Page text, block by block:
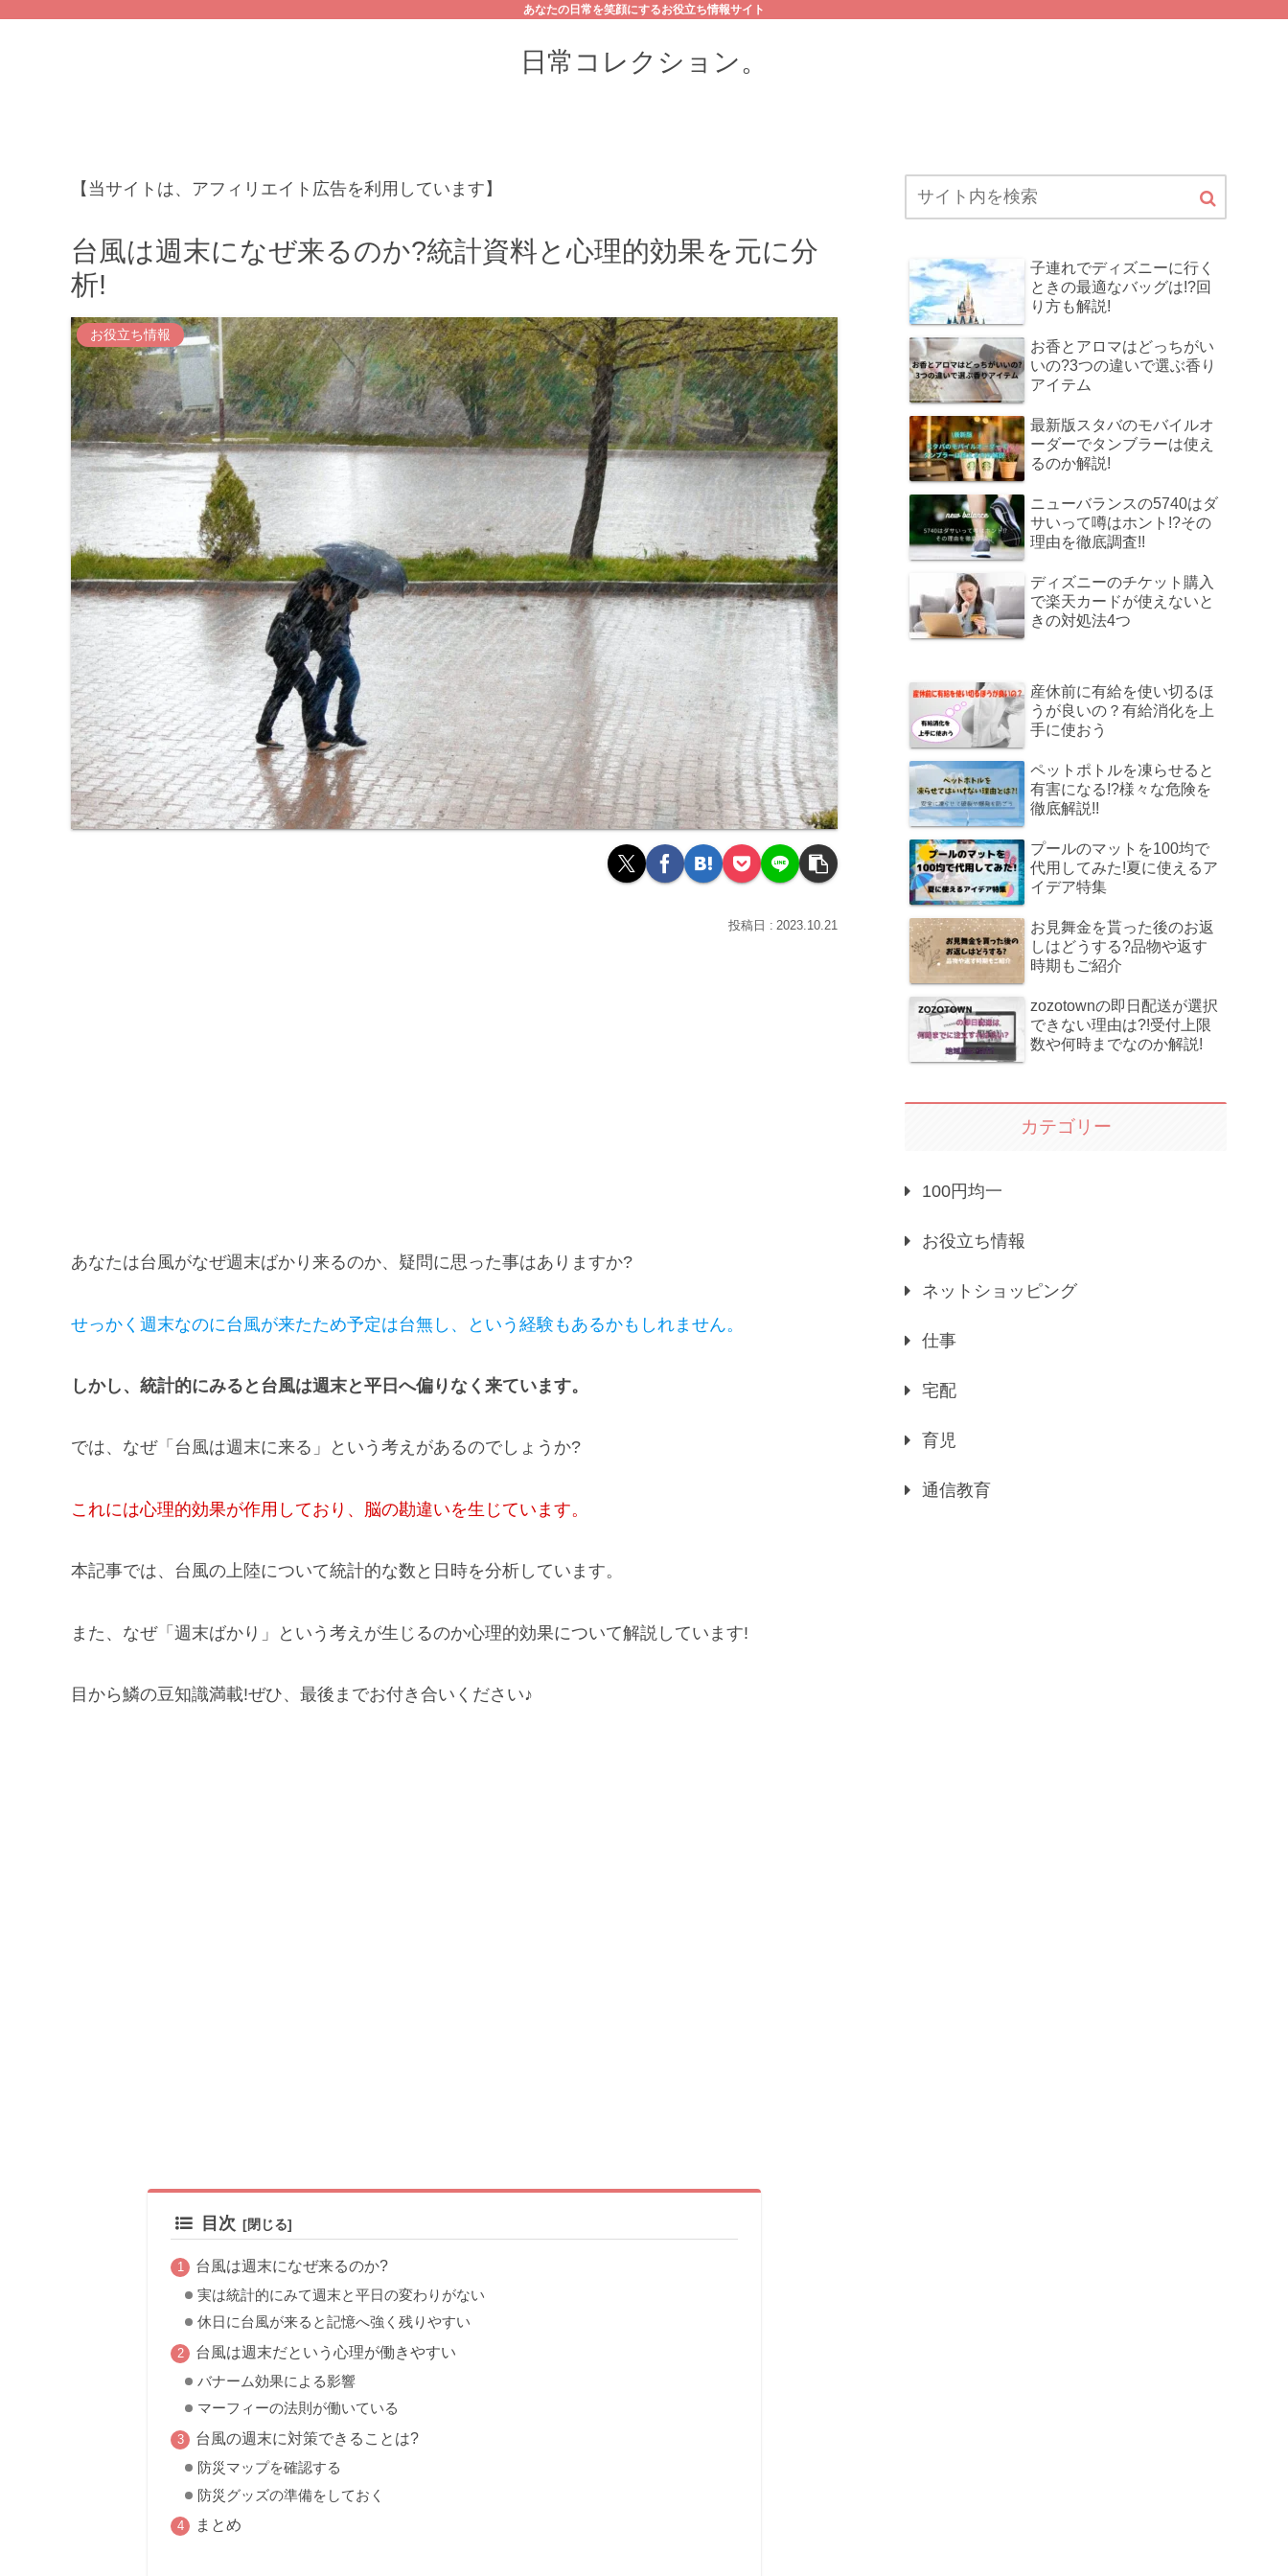
あなたの日常を笑顔にするお役立ち情報サイト
日常コレクション。
【当サイトは、アフィリエイト広告を利用しています】
台風は週末になぜ来るのか?統計資料と心理的効果を元に分
析!
お役立ち情報
2023.10.21
あなたは台風がなぜ週末ばかり来るのか、疑問に思った事はありますか?
せっかく週末なのに台風が来たため予定は台無し、という経験もあるかもしれません。
しかし、統計的にみると台風は週末と平日へ偏りなく来ています。
では、なぜ「台風は週末に来る」という考えがあるのでしょうか?
これには心理的効果が作用しており、脳の勘違いを生じています。
本記事では、台風の上陸について統計的な数と日時を分析しています。
また、なぜ「週末ばかり」という考えが生じるのか心理的効果について解説しています!
目から鱗の豆知識満載!ぜひ、最後までお付き合いください♪
目次
台風は週末になぜ来るのか?
実は統計的にみて週末と平日の変わりがない
休日に台風が来ると記憶へ強く残りやすい
台風は週末だという心理が働きやすい
バナーム効果による影響
マーフィーの法則が働いている
台風の週末に対策できることは?
防災マップを確認する
防災グッズの準備をしておく
まとめ
子連れでディズニーに行く
ときの最適なバッグは!?回
り方も解説!
お香とアロマはどっちがい
いの?3つの違いで選ぶ香り
アイテム
最新版スタバのモバイルオ
ーダーでタンブラーは使え
るのか解説!
ニューバランスの5740はダ
サいって噂はホント!?その
理由を徹底調査!!
ディズニーのチケット購入
で楽天カードが使えないと
きの対処法4つ
産休前に有給を使い切るほ
うが良いの？有給消化を上
手に使おう
ペットポトルを凍らせると
有害になる!?様々な危険を
徹底解説!!
プールのマットを100均で
代用してみた!夏に使えるア
イデア特集
お見舞金を貰った後のお返
しはどうする?品物や返す
時期もご紹介
zozotownの即日配送が選択
できない理由は?!受付上限
数や何時までなのか解説!
カテゴリー
100円均一
お役立ち情報
ネットショッピング
仕事
宅配
育児
通信教育